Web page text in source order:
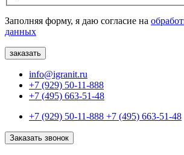
Заполняя форму, я даю согласие на
данных
info@igranit.ru
+7 (929) 50-11-888
+7 (495) 663-51-48
+7 (929) 50-11-888 +7 (495) 663-51-48
Заказать звонок